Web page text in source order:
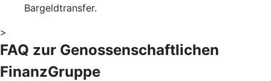
Bargeldtransfer.
>
FAQ zur Genossenschaftlichen
FinanzGruppe